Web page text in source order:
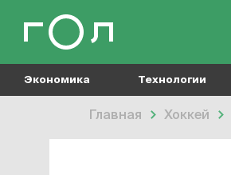
Экономика Технологии
Главная Хоккей